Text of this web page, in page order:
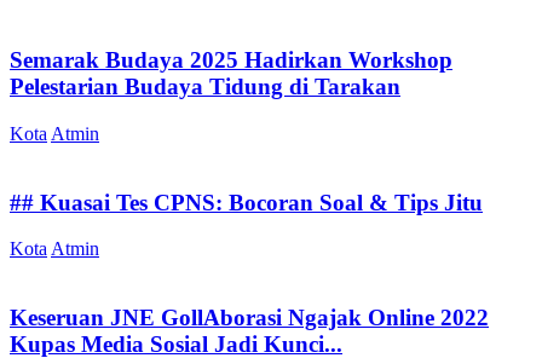
Semarak Budaya 2025 Hadirkan Workshop
Pelestarian Budaya Tidung di Tarakan
Kota Atmin
## Kuasai Tes CPNS: Bocoran Soal & Tips Jitu
Kota Atmin
Keseruan JNE GollAborasi Ngajak Online 2022
Kupas Media Sosial Jadi Kunci...